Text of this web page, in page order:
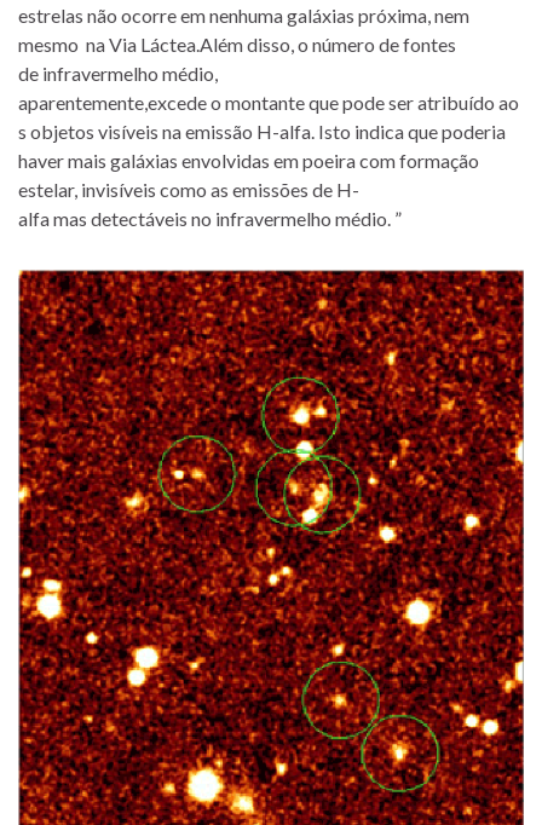
estrelas não ocorre em nenhuma galáxias próxima, nem
mesmo na Via Láctea.Além disso, o número de fontes
de infravermelho médio,
aparentemente,excede o montante que pode ser atribuído ao
s objetos visíveis na emissão H-alfa. Isto indica que poderia
haver mais galáxias envolvidas em poeira com formação
estelar, invisíveis como as emissões de H-
alfa mas detectáveis no infravermelho médio. ”